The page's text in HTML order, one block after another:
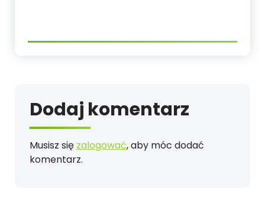
Dodaj komentarz
Musisz się zalogować, aby móc dodać
komentarz.